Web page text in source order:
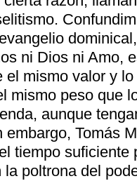
ni Dios ni Amo,
el mismo valor y
mismo peso que
aunque
Tomás
tiempo
poltrona del